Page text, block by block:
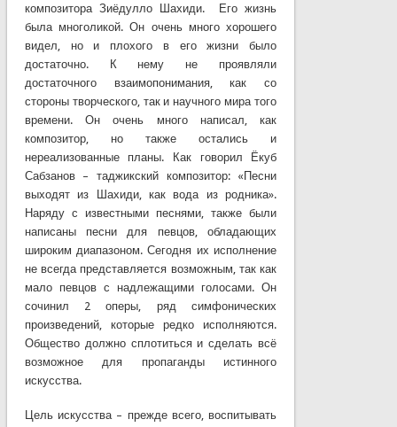
композитора Зиёдулло Шахиди. Его жизнь
была многоликой. Он очень много хорошего
видел, но и плохого в его жизни было
достаточно. К нему не проявляли
достаточного взаимопонимания, как со
стороны творческого, так и научного мира того
времени. Он очень много написал, как
композитор, но также остались и
нереализованные планы. Как говорил Ёкуб
Сабзанов – таджикский композитор: «Песни
выходят из Шахиди, как вода из родника».
Наряду с известными песнями, также были
написаны песни для певцов, обладающих
широким диапазоном. Сегодня их исполнение
не всегда представляется возможным, так как
мало певцов с надлежащими голосами. Он
сочинил 2 оперы, ряд симфонических
произведений, которые редко исполняются.
Общество должно сплотиться и сделать всё
возможное для пропаганды истинного
искусства.
Цель искусства – прежде всего, воспитывать